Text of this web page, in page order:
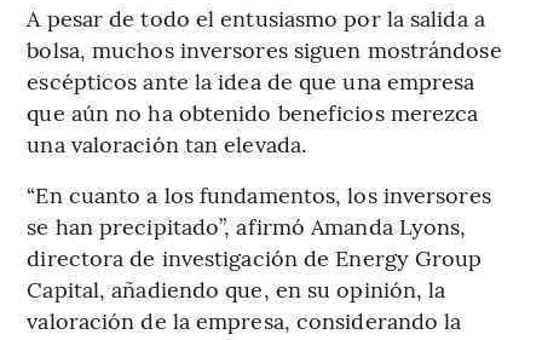
A pesar de todo el entusiasmo por la salida a
bolsa, muchos inversores siguen mostrándose
escépticos ante la idea de que una empresa
que aún no ha obtenido beneficios merezca
una valoración tan elevada.
“En cuanto a los fundamentos, los inversores
se han precipitado”, afirmó Amanda Lyons,
directora de investigación de Energy Group
Capital, añadiendo que, en su opinión, la
valoración de la empresa, considerando la